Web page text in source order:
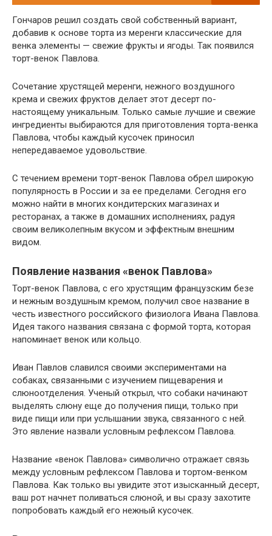
Гончаров решил создать свой собственный вариант,
добавив к основе торта из меренги классические для
венка элементы — свежие фрукты и ягоды. Так появился
торт-венок Павлова.
Сочетание хрустящей меренги, нежного воздушного
крема и свежих фруктов делает этот десерт по-
настоящему уникальным. Только самые лучшие и свежие
ингредиенты выбираются для приготовления торта-венка
Павлова, чтобы каждый кусочек приносил
непередаваемое удовольствие.
С течением времени торт-венок Павлова обрел широкую
популярность в России и за ее пределами. Сегодня его
можно найти в многих кондитерских магазинах и
ресторанах, а также в домашних исполнениях, радуя
своим великолепным вкусом и эффектным внешним
видом.
Появление названия «венок Павлова»
Торт-венок Павлова, с его хрустящим французским безе
и нежным воздушным кремом, получил свое название в
честь известного российского физиолога Ивана Павлова.
Идея такого названия связана с формой торта, которая
напоминает венок или кольцо.
Иван Павлов славился своими экспериментами на
собаках, связанными с изучением пищеварения и
слюноотделения. Ученый открыл, что собаки начинают
выделять слюну еще до получения пищи, только при
виде пищи или при услышании звука, связанного с ней.
Это явление назвали условным рефлексом Павлова.
Название «венок Павлова» символично отражает связь
между условным рефлексом Павлова и тортом-венком
Павлова. Как только вы увидите этот изысканный десерт,
ваш рот начнет поливаться слюной, и вы сразу захотите
попробовать каждый его нежный кусочек.